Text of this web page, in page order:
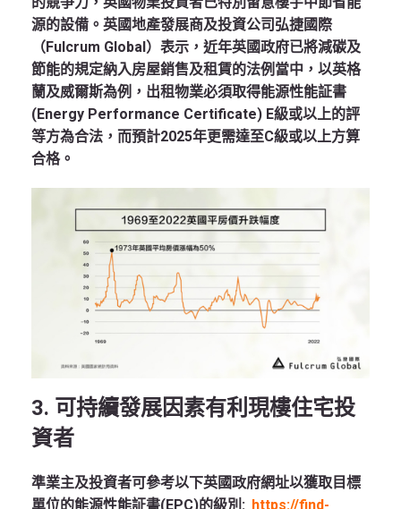
源的設備。英國地產發展商及投資公司弘捷國際
（Fulcrum Global）表示，近年英國政府已將減碳及
節能的規定納入房屋銷售及租賃的法例當中，以英格
蘭及威爾斯為例，出租物業必須取得能源性能証書
(Energy Performance Certificate) E級或以上的評
等方為合法，而預計2025年更需達至C級或以上方算
合格。
3. 可持續發展因素有利現樓住宅投
資者
準業主及投資者可參考以下英國政府網址以獲取目標
單位的能源性能証書(EPC)的級別: https://find-